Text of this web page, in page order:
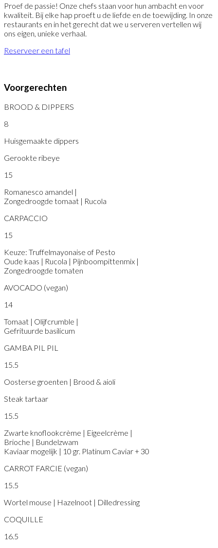
Proef de passie! Onze chefs staan voor hun ambacht en voor
kwaliteit. Bij elke hap proeft u de liefde en de toewijding. In onze
restaurants en in het gerecht dat we u serveren vertellen wij
ons eigen, unieke verhaal.
Reserveer een tafel
Voorgerechten
BROOD & DIPPERS
8
Huisgemaakte dippers
Gerookte ribeye
15
Romanesco amandel |
Zongedroogde tomaat | Rucola
CARPACCIO
15
Keuze: Truffelmayonaise of Pesto
Oude kaas | Rucola | Pijnboompittenmix |
Zongedroogde tomaten
AVOCADO (vegan)
14
Tomaat | Olijfcrumble |
Gefrituurde basilicum
GAMBA PIL PIL
15.5
Oosterse groenten | Brood & aioli
Steak tartaar
15.5
Zwarte knoflookcrème | Eigeelcrème |
Brioche | Bundelzwam
Kaviaar mogelijk | 10 gr. Platinum Caviar + 30
CARROT FARCIE (vegan)
15.5
Wortel mouse | Hazelnoot | Dilledressing
COQUILLE
16.5